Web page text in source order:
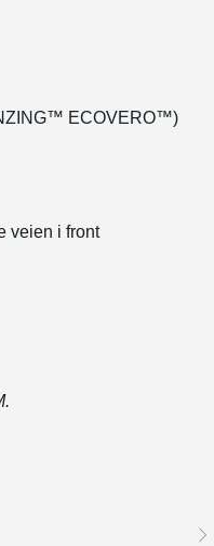
ECOVERO™)
veien i front